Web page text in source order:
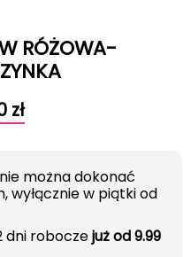
RÓŻOWA-
zł
można dokonać
wyłącznie w piątki od
dni roboczejuż od 9.99